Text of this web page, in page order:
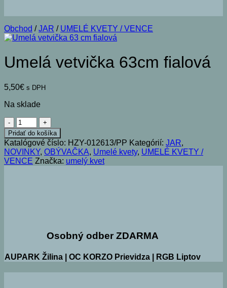
Obchod / JAR / UMELÉ KVETY / VENCE
Umelá vetvička 63cm fialová
5,50€ s DPH
Na sklade
množstvo
Umelá
vetvička
63cm
fialová
Pridať do košíka
Katalógové číslo: HZY-012613/PP Kategórií: JAR,
NOVINKY, OBÝVAČKA, Umelé kvety, UMELÉ KVETY /
VENCE Značka: umelý kvet
Osobný odber ZDARMA
AUPARK Žilina | OC KORZO Prievidza | RGB Liptov